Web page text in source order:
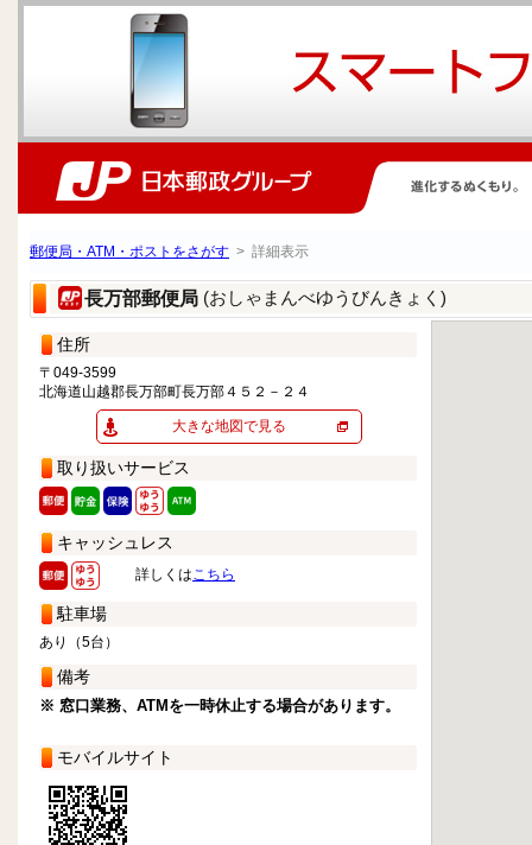
郵便局・ATM・ポストをさがす > 詳細表示
長万部郵便局 (おしゃまんべゆうびんきょく)
住所
〒049-3599
北海道山越郡長万部町長万部４５２－２４
大きな地図で見る
取り扱いサービス
キャッシュレス
詳しくはこちら
駐車場
あり（5台）
備考
※ 窓口業務、ATMを一時休止する場合があります。
モバイルサイト